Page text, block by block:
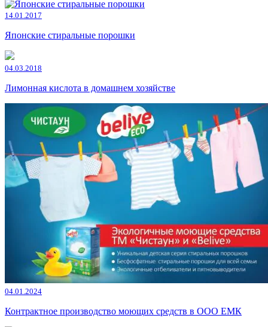
14.01.2017
Японские стиральные порошки
04.03.2018
Лимонная кислота в домашнем хозяйстве
04.01.2024
Контрактное производство моющих средств в ООО ЕМК